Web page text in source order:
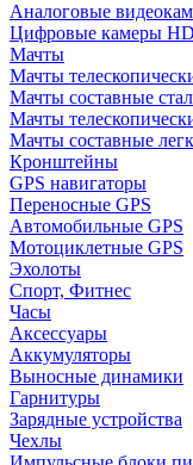
Аналоговые
Цифровые камеры
Мачты
Мачты
Мачты составные
Мачты
Мачты составные
Кронштейны
GPS навигаторы
Переносные GPS
Автомобильные GPS
Мотоциклетные GPS
Эхолоты
Спорт, Фитнес
Часы
Аксессуары
Аккумуляторы
Выносные динамики
Гарнитуры
Зарядные устройства
Чехлы